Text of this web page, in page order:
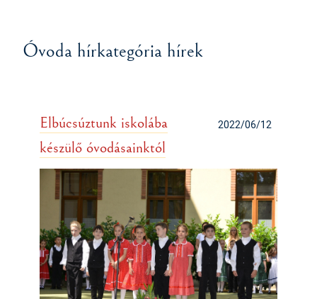
Óvoda hírkategória hírek
2022/06/12
Elbúcsúztunk iskolába
készülő óvodásainktól